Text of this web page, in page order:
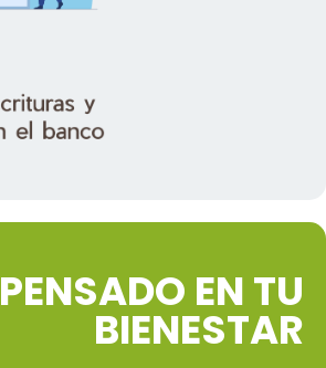
PENSADO EN TU
BIENESTAR